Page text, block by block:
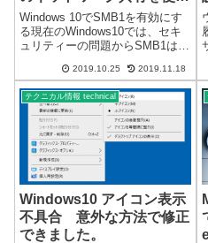
する
Windows 10でSMB1を有効にす
る現在のWindows10では、セキ
ュリティーの問題からSMB1は使
す。古いネットワークドライブ
など、SMB1仕様のものは、規定
値では使用できません。SMB1仕
様の共有ドライ...
2019.10.25 2019.11.18
テクニカル情報 technical
Windows10 アイコン表示
不具合 意外な方法で修正
できました。